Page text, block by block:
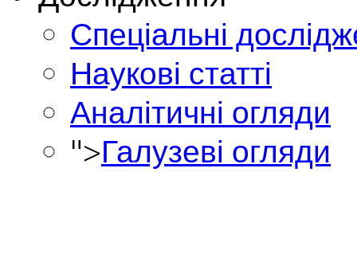
Спеціальні
Наукові статті
Аналітичні огляди
">Галузеві огляди